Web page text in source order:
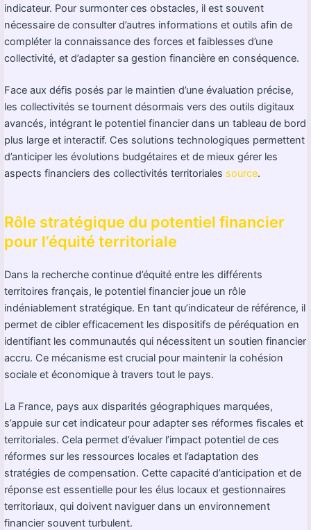
indicateur. Pour surmonter ces obstacles, il est souvent
nécessaire de consulter d’autres informations et outils afin de
compléter la connaissance des forces et faiblesses d’une
collectivité, et d’adapter sa gestion financière en conséquence.
Face aux défis posés par le maintien d’une évaluation précise,
les collectivités se tournent désormais vers des outils digitaux
avancés, intégrant le potentiel financier dans un tableau de bord
plus large et interactif. Ces solutions technologiques permettent
d’anticiper les évolutions budgétaires et de mieux gérer les
aspects financiers des collectivités territoriales source.
Rôle stratégique du potentiel financier
pour l’équité territoriale
Dans la recherche continue d’équité entre les différents
territoires français, le potentiel financier joue un rôle
indéniablement stratégique. En tant qu’indicateur de référence, il
permet de cibler efficacement les dispositifs de péréquation en
identifiant les communautés qui nécessitent un soutien financier
accru. Ce mécanisme est crucial pour maintenir la cohésion
sociale et économique à travers tout le pays.
La France, pays aux disparités géographiques marquées,
s’appuie sur cet indicateur pour adapter ses réformes fiscales et
territoriales. Cela permet d’évaluer l’impact potentiel de ces
réformes sur les ressources locales et l’adaptation des
stratégies de compensation. Cette capacité d’anticipation et de
réponse est essentielle pour les élus locaux et gestionnaires
territoriaux, qui doivent naviguer dans un environnement
financier souvent turbulent.